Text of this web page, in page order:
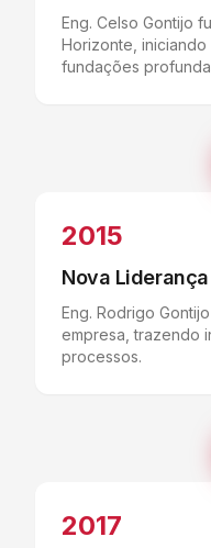
Eng. Celso Gontijo
Horizonte,
fundações
2015
Nova Liderança
Eng. Rodrigo
empresa, trazendo
processos.
2017